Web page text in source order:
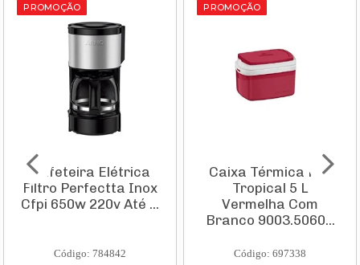
PROMOÇÃO
Cafeteira Elétrica
Filtro Perfectta Inox
Cfpi 650w 220v Até ...
Código: 784842
PROMOÇÃO
Caixa Térmica Pvc
Tropical 5 L
Vermelha Com
Branco 9003.5060...
Código: 697338